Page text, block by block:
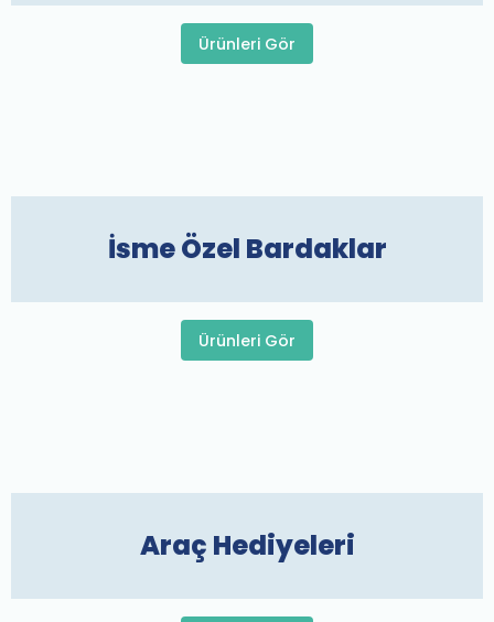
Ürünleri Gör
İsme Özel Bardaklar
Ürünleri Gör
Araç Hediyeleri